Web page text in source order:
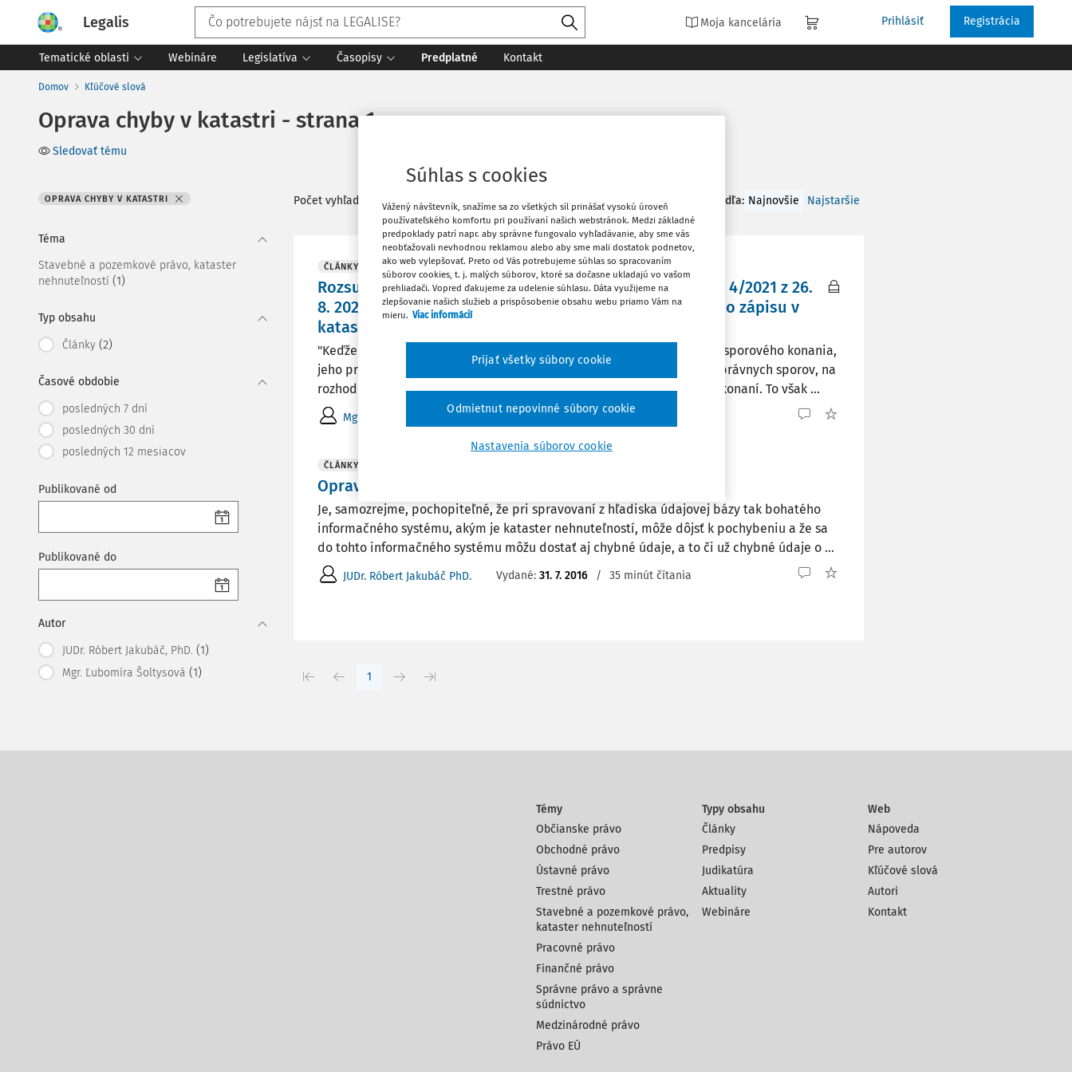
Legalis Moja kancelária Prihlásiť Registrácia
Tematické oblasti Webináre Legislatíva Časopisy Predplatné Kontakt
Domov Kľúčové slová
Oprava chyby v katastri - strana 1
Sledovať tému
OPRAVA CHYBY V KATASTRI
Téma
Stavebné a pozemkové právo, kataster
nehnuteľností (1)
Typ obsahu
Články (2)
Časové obdobie
posledných 7 dní
posledných 30 dní
posledných 12 mesiacov
Publikované od
Publikované do
Autor
JUDr. Róbert Jakubáč, PhD. (1)
Mgr. Ľubomíra Šoltysová (1)
Počet vyhľadaných dokumentov: Zoradiť podľa: Najnovšie Najstaršie
ČLÁNKY
Rozsudok Najvyššieho správneho súdu SR sp. zn. 4 Sžrk 4/2021 z 26.
8. 2022 (oprava vlastníckeho alebo iného vecnoprávneho zápisu v
katastri nehnuteľností)
"Keďže konanie o oprave chyby v katastrálnom operáte má povahu nesporového konania,
jeho predmetom nemôže byť riešenie vlastníckych alebo iných vecnoprávnych sporov, na
rozhodovanie ktorých sú príslušné výlučne súdy v civilnom sporovom konaní. To však ...
Mgr. Ľubomíra Šoltysová Vydané:19. 3. 2024 / 13 minút čítania
ČLÁNKY
Oprava chyby v katastrálnom operáte
Je, samozrejme, pochopiteľné, že pri spravovaní z hľadiska údajovej bázy tak bohatého
informačného systému, akým je kataster nehnuteľností, môže dôjsť k pochybeniu a že sa
do tohto informačného systému môžu dostať aj chybné údaje, a to či už chybné údaje o ...
JUDr. Róbert Jakubáč PhD. Vydané: 31. 7. 2016 / 35 minút čítania
1
Témy
Občianske právo
Obchodné právo
Ústavné právo
Trestné právo
Stavebné a pozemkové právo,
kataster nehnuteľností
Pracovné právo
Finančné právo
Správne právo a správne
súdnictvo
Medzinárodné právo
Právo EÚ
Typy obsahu
Články
Predpisy
Judikatúra
Aktuality
Webináre
Web
Nápoveda
Pre autorov
Kľúčové slová
Autori
Kontakt
Súhlas s cookies
Vážený návštevník, snažíme sa zo všetkých síl prinášať vysokú úroveň
používateľského komfortu pri používaní našich webstránok. Medzi základné
predpoklady patrí napr. aby správne fungovalo vyhľadávanie, aby sme vás
neobťažovali nevhodnou reklamou alebo aby sme mali dostatok podnetov,
ako web vylepšovať. Preto od Vás potrebujeme súhlas so spracovaním
súborov cookies, t. j. malých súborov, ktoré sa dočasne ukladajú vo vašom
prehliadači. Vopred ďakujeme za udelenie súhlasu. Dáta využijeme na
zlepšovanie našich služieb a prispôsobenie obsahu webu priamo Vám na
mieru. Viac informácií
Nastavenia súborov cookie
Odmietnut nepovinné súbory cookie
Prijať všetky súbory cookie